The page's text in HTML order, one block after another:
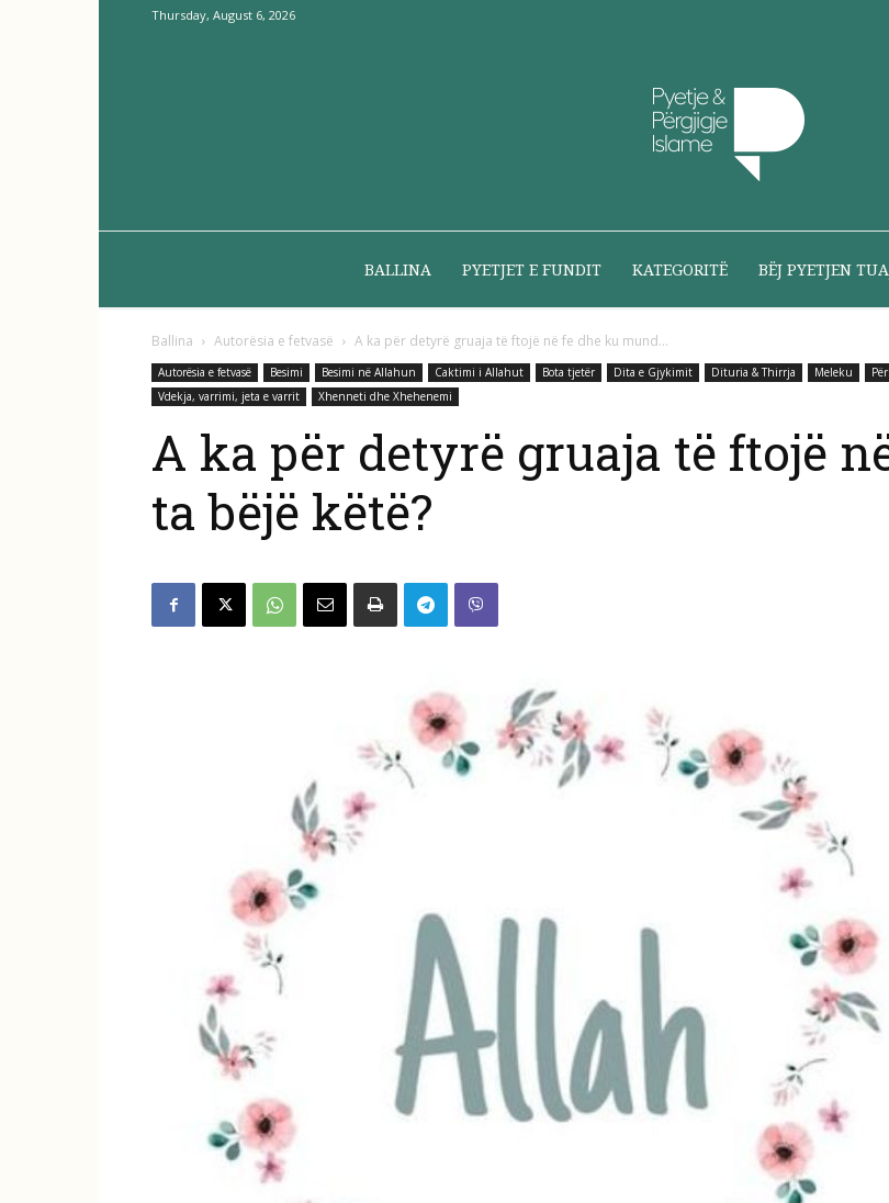
Thursday, August 6, 2026
feja
BALLINA PYETJET E FUNDIT KATEGORITË BËJ PYETJEN
Ballina Autorësia e fetvasë A ka për detyrë gruaja të ftojë në fe dhe ku mund...
Autorësia e fetvasë Besimi Besimi në Allahun Caktimi i Allahut Bota tjetër Dita e Gjykimit Dituria & Thirrja Meleku
Vdekja, varrimi, jeta e varrit
Xhenneti dhe Xhehenemi
A ka për detyrë gruaja të ftojë
ta bëjë këtë?